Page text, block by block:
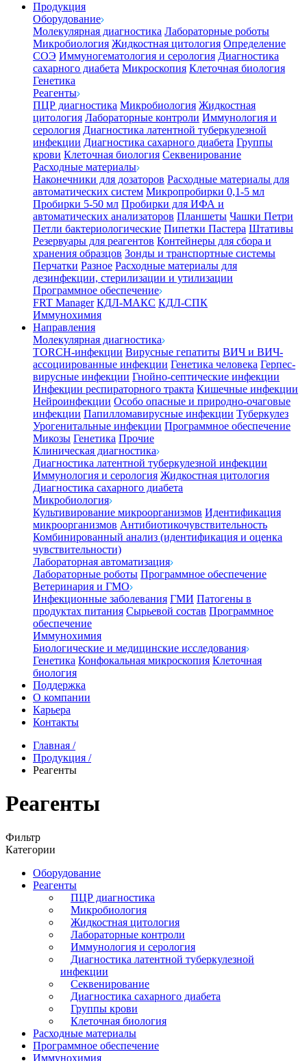
Продукция
Оборудование
Молекулярная диагностика Лабораторные роботы
Микробиология Жидкостная цитология Определение
СОЭ Иммуногематология и серология Диагностика
сахарного диабета Микроскопия Клеточная биология
Генетика
Реагенты
ПЦР диагностика Микробиология Жидкостная
цитология Лабораторные контроли Иммунология и
серология Диагностика латентной туберкулезной
инфекции Диагностика сахарного диабета Группы
крови Клеточная биология Секвенирование
Расходные материалы
Наконечники для дозаторов Расходные материалы для
автоматических систем Микропробирки 0,1-5 мл
Пробирки 5-50 мл Пробирки для ИФА и
автоматических анализаторов Планшеты Чашки Петри
Петли бактериологические Пипетки Пастера Штативы
Резервуары для реагентов Контейнеры для сбора и
хранения образцов Зонды и транспортные системы
Перчатки Разное Расходные материалы для
дезинфекции, стерилизации и утилизации
Программное обеспечение
FRT Manager КДЛ-МАКС КДЛ-СПК
Иммунохимия
Направления
Молекулярная диагностика
TORCH-инфекции Вирусные гепатиты ВИЧ и ВИЧ-
ассоциированные инфекции Генетика человека Герпес-
вирусные инфекции Гнойно-септические инфекции
Инфекции респираторного тракта Кишечные инфекции
Нейроинфекции Особо опасные и природно-очаговые
инфекции Папилломавирусные инфекции Туберкулез
Урогенитальные инфекции Программное обеспечение
Микозы Генетика Прочие
Клиническая диагностика
Диагностика латентной туберкулезной инфекции
Иммунология и серология Жидкостная цитология
Диагностика сахарного диабета
Микробиология
Культивирование микроорганизмов Идентификация
микроорганизмов Антибиотикочувствительность
Комбинированный анализ (идентификация и оценка
чувствительности)
Лабораторная автоматизация
Лабораторные роботы Программное обеспечение
Ветеринария и ГМО
Инфекционные заболевания ГМИ Патогены в
продуктах питания Сырьевой состав Программное
обеспечение
Иммунохимия
Биологические и медицинские исследования
Генетика Конфокальная микроскопия Клеточная
биология
Поддержка
О компании
Карьера
Контакты
Главная /
Продукция /
Реагенты
Реагенты
Фильтр
Категории
Оборудование
Реагенты
ПЦР диагностика
Микробиология
Жидкостная цитология
Лабораторные контроли
Иммунология и серология
Диагностика латентной туберкулезной
инфекции
Секвенирование
Диагностика сахарного диабета
Группы крови
Клеточная биология
Расходные материалы
Программное обеспечение
Иммунохимия